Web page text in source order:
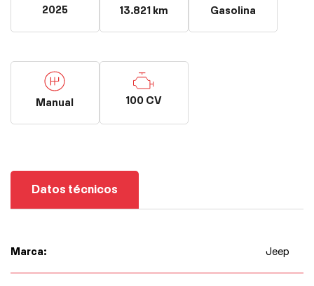
2025 13.821 km Gasolina
Manual 100 CV
Datos técnicos
Marca: Jeep